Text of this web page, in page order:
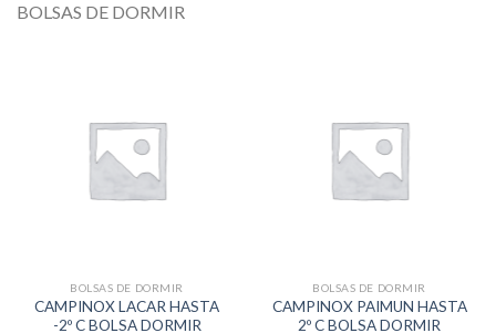
BOLSAS DE DORMIR
BOLSAS DE DORMIR
CAMPINOX LACAR HASTA
-2º C BOLSA DORMIR
BOLSAS DE DORMIR
CAMPINOX PAIMUN HASTA
2º C BOLSA DORMIR